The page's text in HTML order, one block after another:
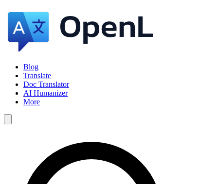
Blog
Translate
Doc Translator
AI Humanizer
More